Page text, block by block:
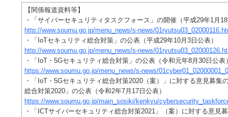
【関係報道資料等】
・「サイバーセキュリティタスクフォース」の開催（平成29年1月
http://www.soumu.go.jp/menu_news/s-news/
・「IoTセキュリティ総合対策」の公表（平成29年10月3日公表）
http://www.soumu.go.jp/menu_news/s-news/
・「IoT・5Gセキュリティ総合対策」の公表（令和元年8月30日公表
https://www.soumu.go.jp/menu_news/s-news/
・「IoT・5Gセキュリティ総合対策2020（案）」に対する意見募集
総合対策2020」の公表（令和2年7月17日公表）
https://www.soumu.go.jp/main_sosiki/kenkyu/
・「ICTサイバーセキュリティ総合対策2021」（案）に対する意見